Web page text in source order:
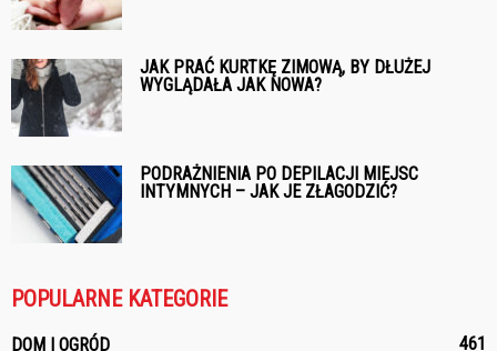
JAK PRAĆ KURTKĘ ZIMOWĄ, BY DŁUŻEJ
WYGLĄDAŁA JAK NOWA?
PODRAŻNIENIA PO DEPILACJI MIEJSC
INTYMNYCH – JAK JE ZŁAGODZIĆ?
POPULARNE KATEGORIE
DOM I OGRÓD 461